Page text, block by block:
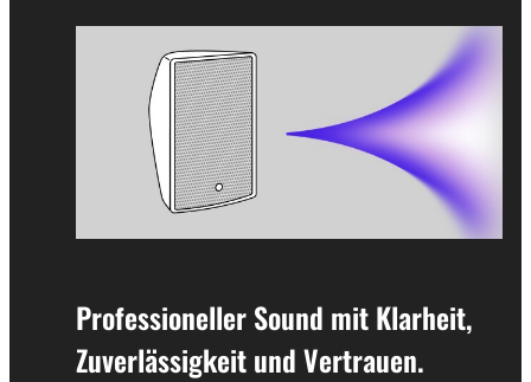
Professioneller Sound mit Klarheit,
Zuverlässigkeit und Vertrauen.